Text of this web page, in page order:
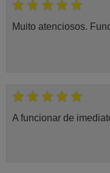
Muito atenciosos.
A funcionar de